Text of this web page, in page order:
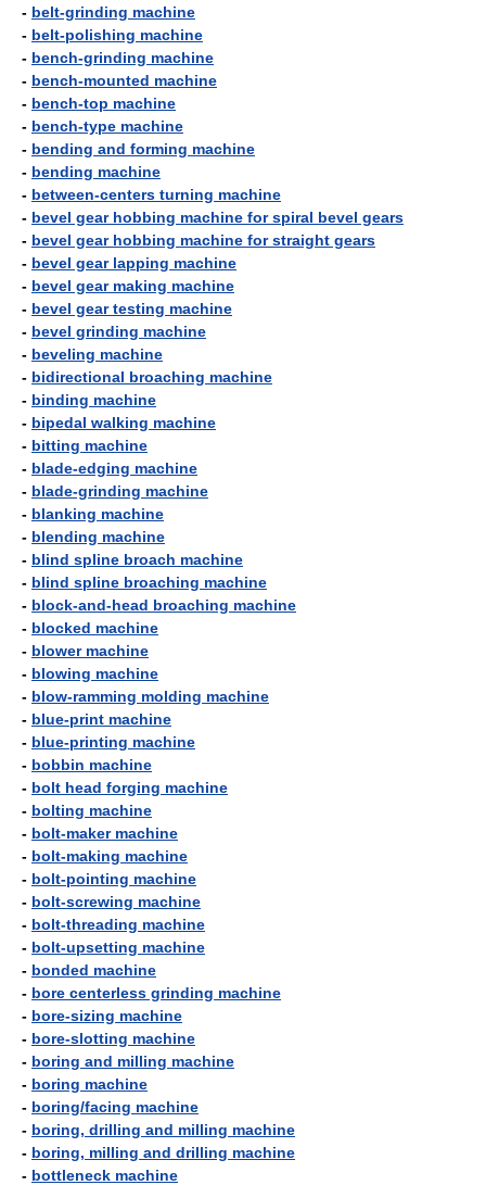
- belt-grinding machine
- belt-polishing machine
- bench-grinding machine
- bench-mounted machine
- bench-top machine
- bench-type machine
- bending and forming machine
- bending machine
- between-centers turning machine
- bevel gear hobbing machine for spiral bevel gears
- bevel gear hobbing machine for straight gears
- bevel gear lapping machine
- bevel gear making machine
- bevel gear testing machine
- bevel grinding machine
- beveling machine
- bidirectional broaching machine
- binding machine
- bipedal walking machine
- bitting machine
- blade-edging machine
- blade-grinding machine
- blanking machine
- blending machine
- blind spline broach machine
- blind spline broaching machine
- block-and-head broaching machine
- blocked machine
- blower machine
- blowing machine
- blow-ramming molding machine
- blue-print machine
- blue-printing machine
- bobbin machine
- bolt head forging machine
- bolting machine
- bolt-maker machine
- bolt-making machine
- bolt-pointing machine
- bolt-screwing machine
- bolt-threading machine
- bolt-upsetting machine
- bonded machine
- bore centerless grinding machine
- bore-sizing machine
- bore-slotting machine
- boring and milling machine
- boring machine
- boring/facing machine
- boring, drilling and milling machine
- boring, milling and drilling machine
- bottleneck machine